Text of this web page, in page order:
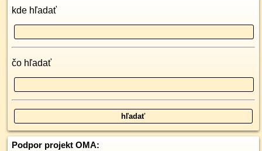
kde hľadať
čo hľadať
Podpor projekt OMA: